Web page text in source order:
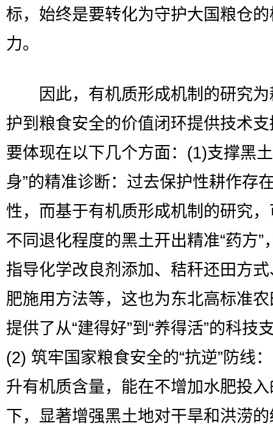
标，始终是要转化为守护大国粮仓
力。
因此，有机质形成机制的研究为
护到粮食安全的价值闭环提供技术
要体现在以下几个方面：(1)支撑黑
身”的精准诊断：过去保护性耕作存
性，而基于有机质形成机制的研究
不同退化程度的黑土开出精准“药方”
指导化学改良剂添加、秸秆还田方
肥施用方法等，这也为东北高标准
提供了从“建得好”到“养得活”的科技
(2) 筑牢国家粮食安全的“抗逆”防线
升有机质含量，能在不增加水肥投
下，显著增强黑土地对干旱和洪涝